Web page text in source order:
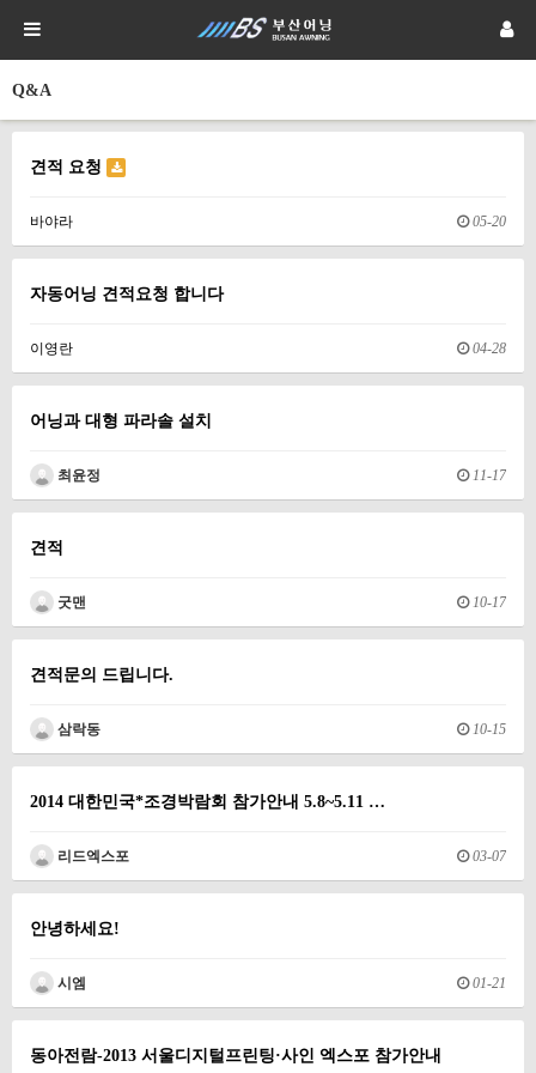
Q&A
견적 요청
바야라 05-20
자동어닝 견적요청 합니다
이영란 04-28
어닝과 대형 파라솔 설치
최윤정 11-17
견적
굿맨 10-17
견적문의 드립니다.
삼락동 10-15
2014 대한민국*조경박람회 참가안내 5.8~5.11 …
리드엑스포 03-07
안녕하세요!
시엠 01-21
동아전람-2013 서울디지털프린팅·사인 엑스포 참가안내